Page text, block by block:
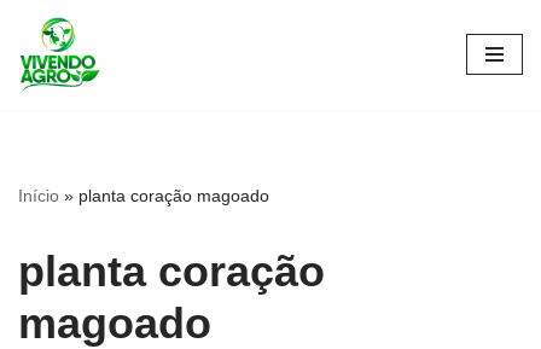
Pular
para
Início » planta coração magoado
planta coração
magoado